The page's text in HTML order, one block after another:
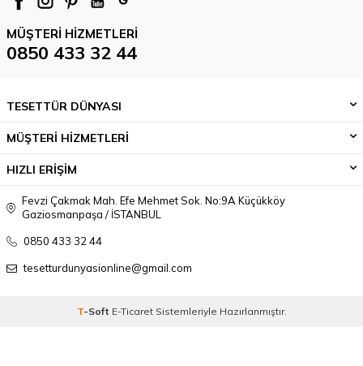
MÜŞTERI HIZMETLERI
0850 433 32 44
TESETTÜR DÜNYASI
MÜŞTERİ HİZMETLERİ
HIZLI ERİŞİM
Fevzi Çakmak Mah. Efe Mehmet Sok. No:9A Küçükköy
Gaziosmanpaşa / İSTANBUL
0850 433 32 44
tesetturdunyasionline@gmail.com
T-Soft E-TicaretSistemleriyle Hazırlanmıştır.